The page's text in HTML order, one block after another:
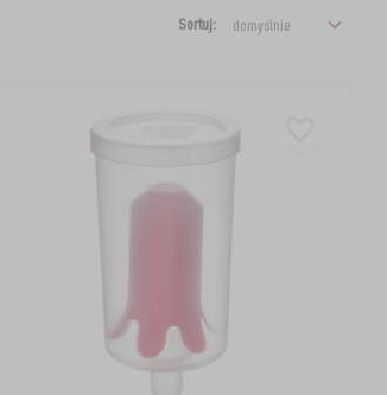
Sortuj: